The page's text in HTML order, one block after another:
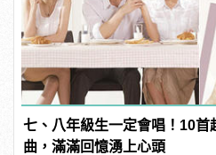
七、八年級生一定會唱！10首
曲，滿滿回憶湧上心頭